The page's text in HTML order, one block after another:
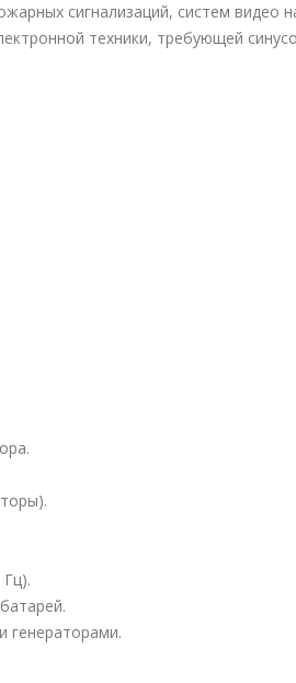
сигнализаций, систем
техники, требующей
генераторами.